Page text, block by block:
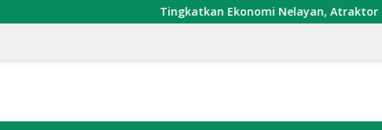
Tingkatkan Ekonomi Nelayan, Atraktor Cumi